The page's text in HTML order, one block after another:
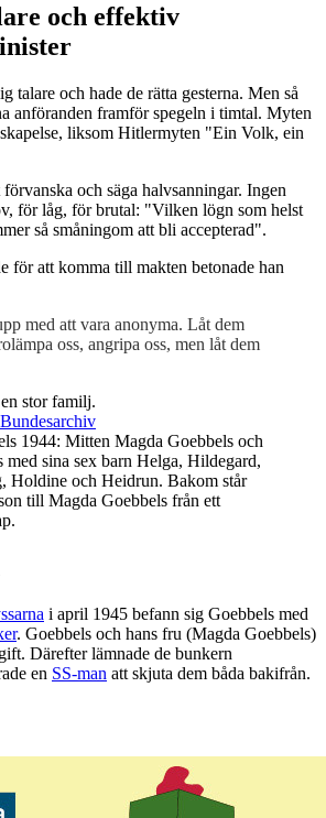
och effektiv
talare och hade de rätta gesterna. Men så
anföranden framför spegeln i timtal. Myten
liksom Hitlermyten "Ein Volk, ein
och säga halvsanningar. Ingen
för låg, för brutal: "Vilken lögn som helst
så småningom att bli accepterad".
för att komma till makten betonade han
med att vara anonyma. Låt dem
oss, angripa oss, men låt dem
1944: Mitten Magda Goebbels och
med sina sex barn Helga, Hildegard,
Holdine och Heidrun. Bakom står
till Magda Goebbels från ett
i april 1945 befann sig Goebbels med
. Goebbels och hans fru (Magda Goebbels)
Därefter lämnade de bunkern
en SS-man att skjuta dem båda bakifrån.